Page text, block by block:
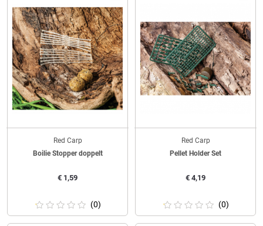
Red Carp
Boilie Stopper doppelt
€ 1,59
(0)
Red Carp
Pellet Holder Set
€ 4,19
(0)